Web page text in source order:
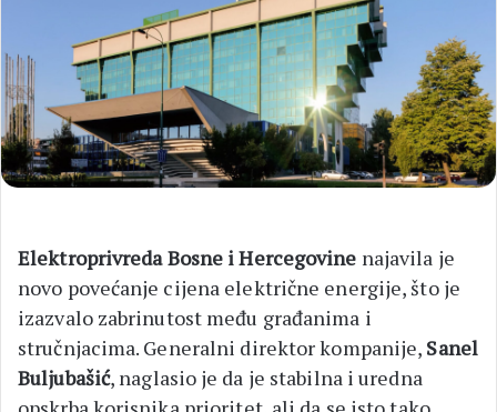
Elektroprivreda Bosne i Hercegovine najavila je
novo povećanje cijena električne energije, što je
izazvalo zabrinutost među građanima i
stručnjacima. Generalni direktor kompanije, Sanel
Buljubašić, naglasio je da je stabilna i uredna